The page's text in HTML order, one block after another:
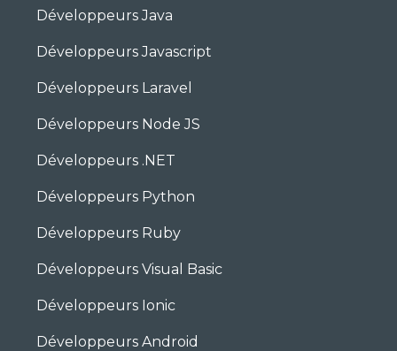
Développeurs Java
Développeurs Javascript
Développeurs Laravel
Développeurs Node JS
Développeurs .NET
Développeurs Python
Développeurs Ruby
Développeurs Visual Basic
Développeurs Ionic
Développeurs Android